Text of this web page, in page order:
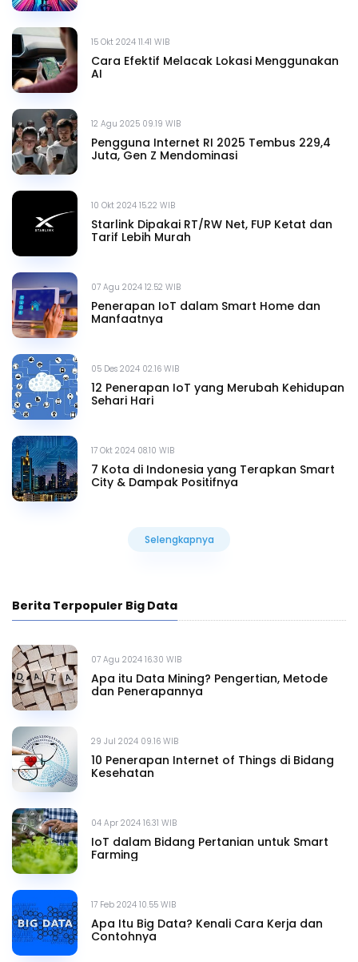
15 Okt 2024 11.41 WIB
Cara Efektif Melacak Lokasi Menggunakan
AI
12 Agu 2025 09.19 WIB
Pengguna Internet RI 2025 Tembus 229,4
Juta, Gen Z Mendominasi
10 Okt 2024 15.22 WIB
Starlink Dipakai RT/RW Net, FUP Ketat dan
Tarif Lebih Murah
07 Agu 2024 12.52 WIB
Penerapan IoT dalam Smart Home dan
Manfaatnya
05 Des 2024 02.16 WIB
12 Penerapan IoT yang Merubah Kehidupan
Sehari Hari
17 Okt 2024 08.10 WIB
7 Kota di Indonesia yang Terapkan Smart
City & Dampak Positifnya
Selengkapnya
Berita Terpopuler Big Data
07 Agu 2024 16.30 WIB
Apa itu Data Mining? Pengertian, Metode
dan Penerapannya
29 Jul 2024 09.16 WIB
10 Penerapan Internet of Things di Bidang
Kesehatan
04 Apr 2024 16.31 WIB
IoT dalam Bidang Pertanian untuk Smart
Farming
17 Feb 2024 10.55 WIB
Apa Itu Big Data? Kenali Cara Kerja dan
Contohnya